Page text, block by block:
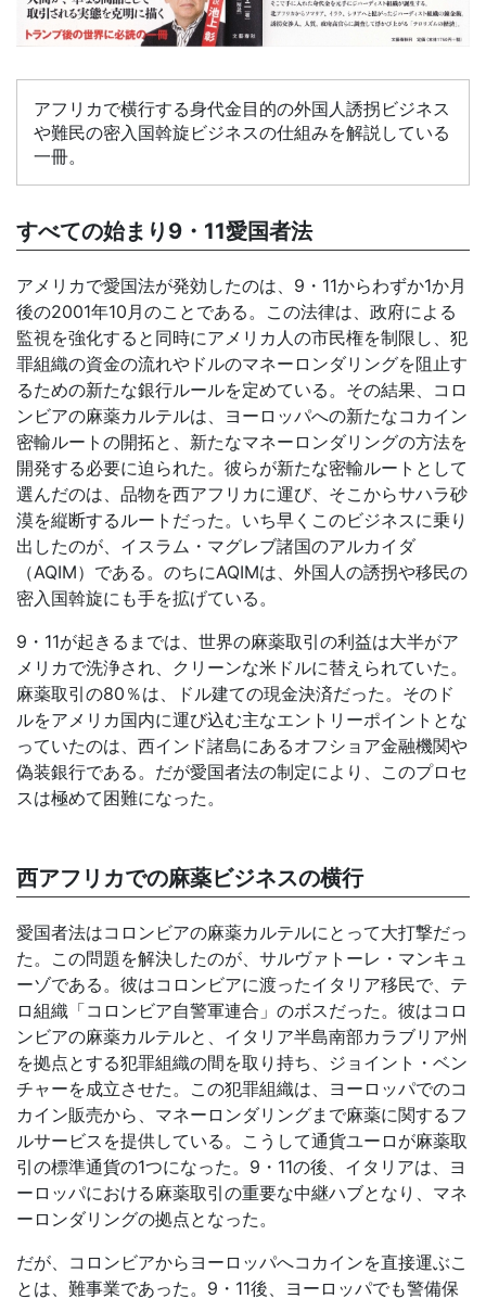
アフリカで横行する身代金目的の外国人誘拐ビジネス
や難民の密入国斡旋ビジネスの仕組みを解説している
一冊。
すべての始まり9・11愛国者法
アメリカで愛国法が発効したのは、9・11からわずか1か月
後の2001年10月のことである。この法律は、政府による
監視を強化すると同時にアメリカ人の市民権を制限し、犯
罪組織の資金の流れやドルのマネーロンダリングを阻止す
るための新たな銀行ルールを定めている。その結果、コロ
ンビアの麻薬カルテルは、ヨーロッパへの新たなコカイン
密輸ルートの開拓と、新たなマネーロンダリングの方法を
開発する必要に迫られた。彼らが新たな密輸ルートとして
選んだのは、品物を西アフリカに運び、そこからサハラ砂
漠を縦断するルートだった。いち早くこのビジネスに乗り
出したのが、イスラム・マグレブ諸国のアルカイダ
（AQIM）である。のちにAQIMは、外国人の誘拐や移民の
密入国斡旋にも手を拡げている。
9・11が起きるまでは、世界の麻薬取引の利益は大半がア
メリカで洗浄され、クリーンな米ドルに替えられていた。
麻薬取引の80％は、ドル建ての現金決済だった。そのド
ルをアメリカ国内に運び込む主なエントリーポイントとな
っていたのは、西インド諸島にあるオフショア金融機関や
偽装銀行である。だが愛国者法の制定により、このプロセ
スは極めて困難になった。
西アフリカでの麻薬ビジネスの横行
愛国者法はコロンビアの麻薬カルテルにとって大打撃だっ
た。この問題を解決したのが、サルヴァトーレ・マンキュ
ーゾである。彼はコロンビアに渡ったイタリア移民で、テ
ロ組織「コロンビア自警軍連合」のボスだった。彼はコロ
ンビアの麻薬カルテルと、イタリア半島南部カラブリア州
を拠点とする犯罪組織の間を取り持ち、ジョイント・ベン
チャーを成立させた。この犯罪組織は、ヨーロッパでのコ
カイン販売から、マネーロンダリングまで麻薬に関するフ
ルサービスを提供している。こうして通貨ユーロが麻薬取
引の標準通貨の1つになった。9・11の後、イタリアは、ヨ
ーロッパにおける麻薬取引の重要な中継ハブとなり、マネ
ーロンダリングの拠点となった。
だが、コロンビアからヨーロッパへコカインを直接運ぶこ
とは、難事業であった。9・11後、ヨーロッパでも警備保